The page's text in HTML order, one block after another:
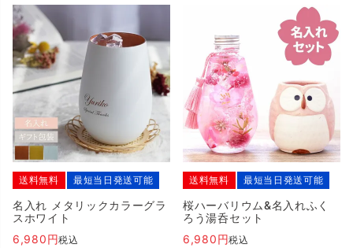
送料無料 最短当日発送可能
名入れ メタリックカラーグラ
スホワイト
6,980
税込
送料無料 最短当日発送可能
桜ハーバリウム&名入れふく
ろう湯呑セット
6,980
税込